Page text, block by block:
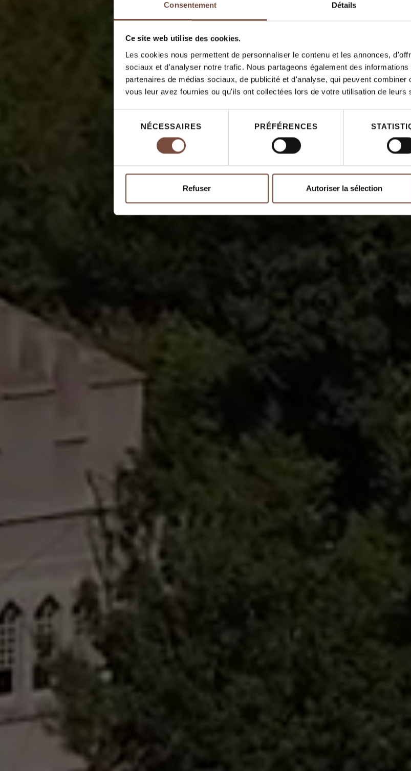
Consentement Détails
Ce site web utilise des cookies.
Les cookies nous permettent de personnaliser le contenu et les annonces,
sociaux et d'analyser notre trafic. Nous partageons également des
partenaires de médias sociaux, de publicité et d'analyse, qui peuvent
vous leur avez fournies ou qu'ils ont collectées lors de votre utilisation de leurs
consentement
NÉCESSAIRES PRÉFÉRENCES
Refuser Autoriser la sélection